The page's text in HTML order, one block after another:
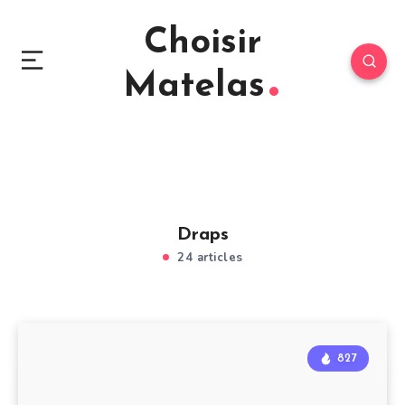
Choisir
Matelas
Draps
24 articles
827